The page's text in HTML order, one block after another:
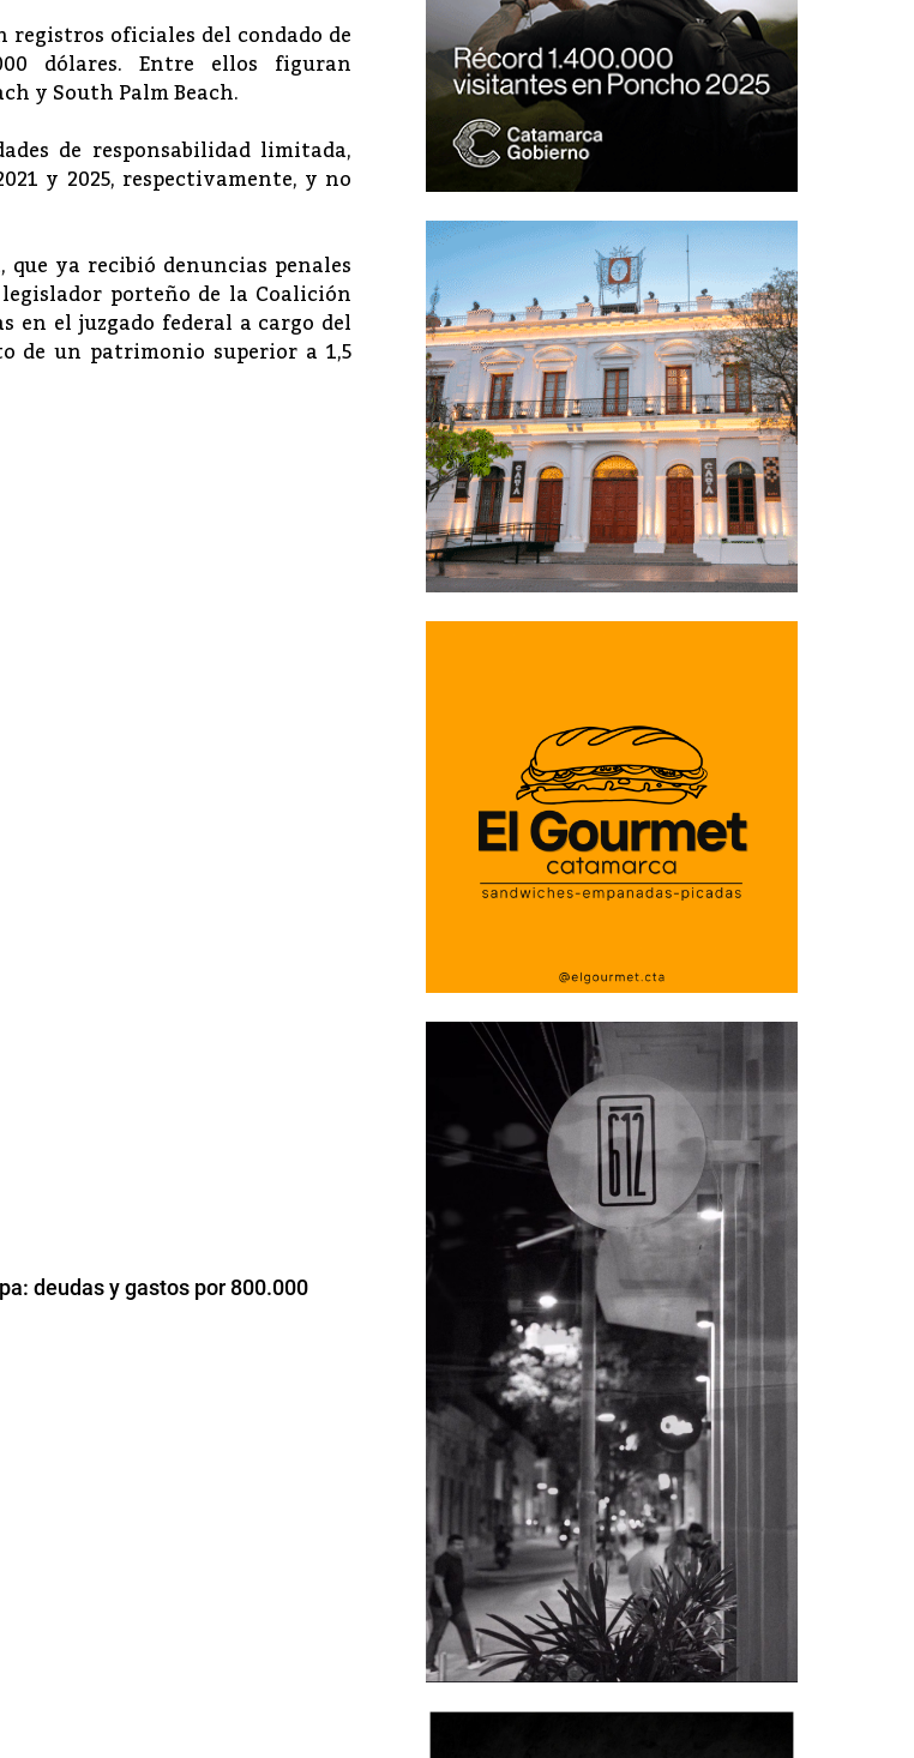
oficiales del condado de
dólares. Entre ellos figuran
y South Palm Beach.
de responsabilidad limitada,
y 2025, respectivamente, y no
ya recibió denuncias penales
porteño de la Coalición
en el juzgado federal a cargo del
de un patrimonio superior a 1,5
deudas y gastos por 800.000